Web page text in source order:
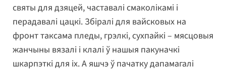
святы для дзяцей, частавалі смаколікамі і
перадавалі цацкі. Збіралі для вайсковых на
фронт таксама пледы, грэлкі, сухпайкі – мясцовыя
жанчыны вязалі і клалі ў нашыя пакуначкі
шкарпэткі для іх. А яшчэ ў пачатку дапамагалі